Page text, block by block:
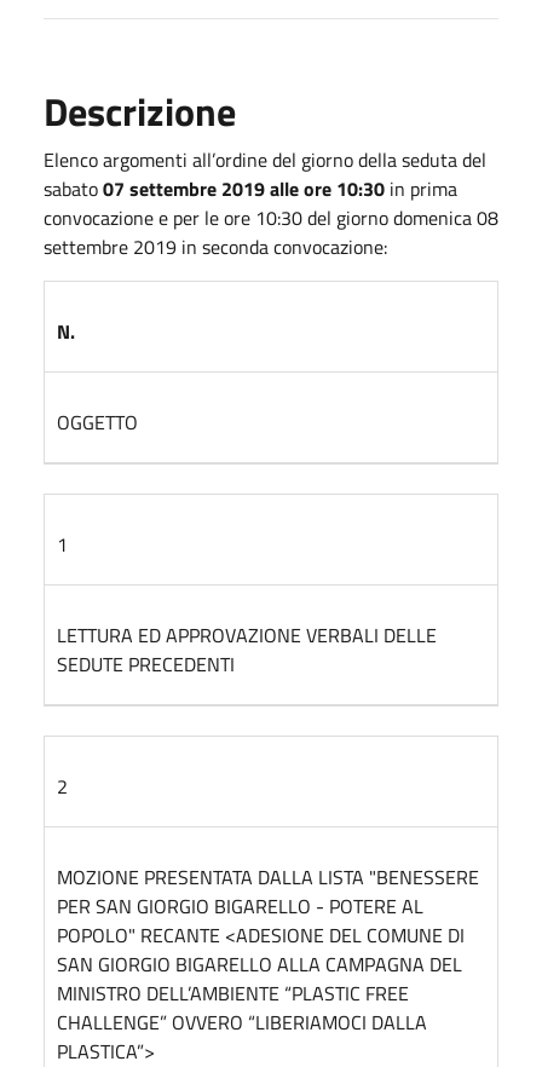
Descrizione
Elenco argomenti all’ordine del giorno della seduta del
sabato07 settembre 2019 alle ore 10:30 in prima
convocazione e per le ore 10:30 del giorno domenica 08
settembre 2019 in seconda convocazione:
N.
OGGETTO
1
LETTURA ED APPROVAZIONE VERBALI DELLE
SEDUTE PRECEDENTI
2
MOZIONE PRESENTATA DALLA LISTA "BENESSERE
PER SAN GIORGIO BIGARELLO - POTERE AL
POPOLO" RECANTE <ADESIONE DEL COMUNE DI
SAN GIORGIO BIGARELLO ALLA CAMPAGNA DEL
MINISTRO DELL’AMBIENTE “PLASTIC FREE
CHALLENGE” OVVERO “LIBERIAMOCI DALLA
PLASTICA”>